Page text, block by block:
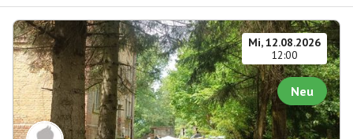
Mi, 12.08.2026
12:00
Neu